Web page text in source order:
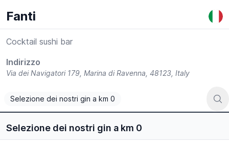
Fanti
Cocktail sushi bar
Indirizzo
Via dei Navigatori 179, Marina di Ravenna, 48123, Italy
Selezione dei nostri gin a km 0
Selezione dei nostri gin a km 0